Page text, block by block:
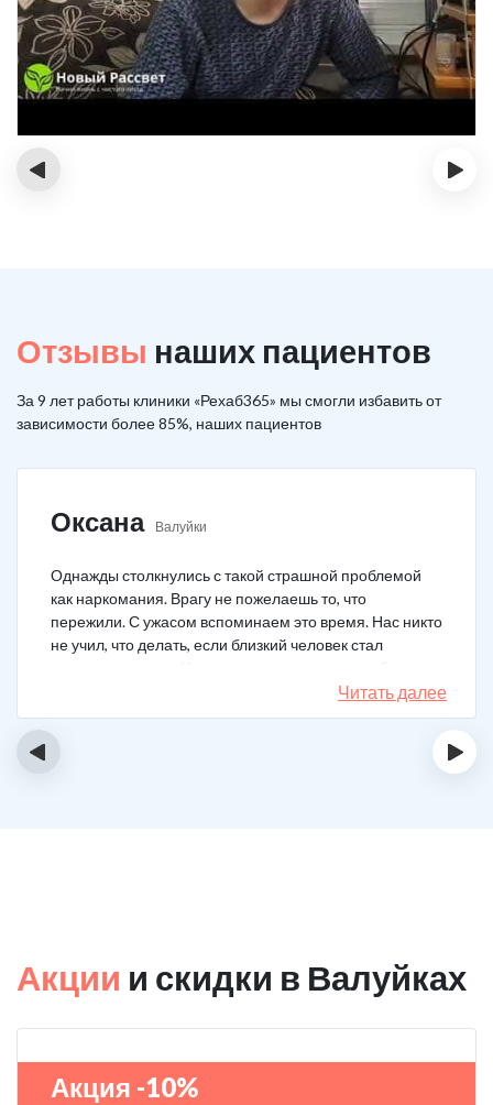
‹ ›
Отзывы наших пациентов
За 9 лет работы клиники «Рехаб365» мы смогли избавить от
зависимости более 85%, наших пациентов
Оксана Валуйки
Однажды столкнулись с такой страшной проблемой
как наркомания. Врагу не пожелаешь то, что
пережили. С ужасом вспоминаем это время. Нас никто
не учил, что делать, если близкий человек стал
наркозависимым. Честно говоря, надежды не было,
думали, что все лечение бесполезно, но решили
попробовать и отправить родственника в клинику на
Читать далее
‹ ›
Акции и скидки в Валуйках
Акция -10%